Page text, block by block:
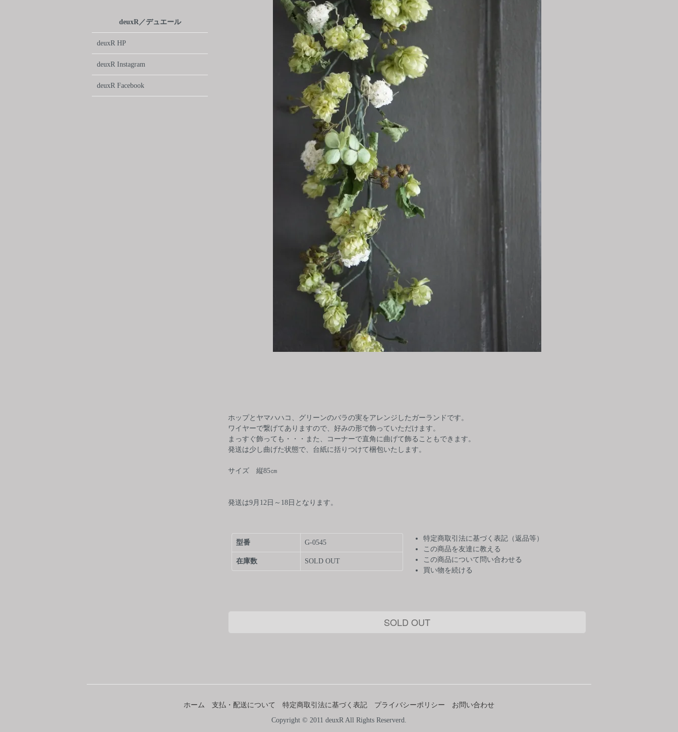
ホップとヤマハハコ、グリーンのバラの実をアレンジしたガーランドです。
ワイヤーで繋げてありますので、好みの形で飾っていただけます。
まっすぐ飾っても・・・また、コーナーで直角に曲げて飾ることもできます。
発送は少し曲げた状態で、台紙に括りつけて梱包いたします。
サイズ 縦85㎝
発送は9月12日～18日となります。
型番 G-0545
在庫数 SOLD OUT
特定商取引法に基づく表記（返品等）
この商品を友達に教える
この商品について問い合わせる
買い物を続ける
SOLD OUT
deuxR／デュエール
deuxR HP
deuxR Instagram
deuxR Facebook
ホーム 支払・配送について 特定商取引法に基づく表記 プライバシーポリシー
お問い合わせ
Copyright © 2011 deuxR All Rights Reserverd.